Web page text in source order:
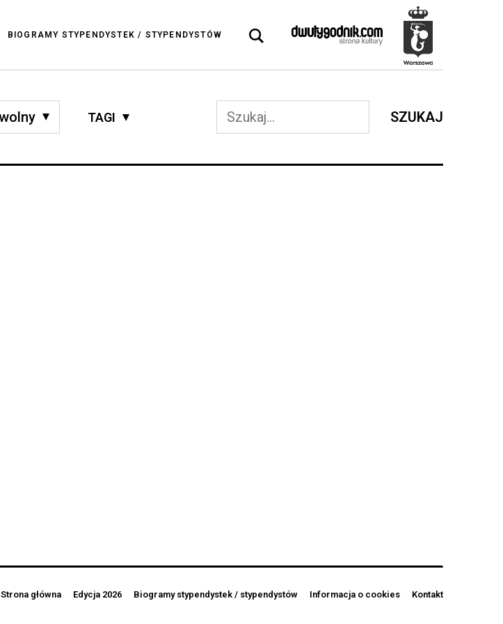
BIOGRAMY STYPENDYSTEK / STYPENDYSTÓW
TAGI SZUKAJ
Strona główna Edycja 2026 Biogramy stypendystek / stypendystów Informacja o cookies Kontakt